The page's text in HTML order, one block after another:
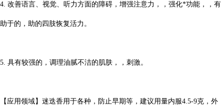
4. 改善语言、视觉、听力方面的障碍，增强注意力，，强化*功能，，有
助于的，助的四肢恢复活力。
5. 具有较强的，调理油腻不洁的肌肤，，刺激。
【应用领域】迷迭香用于各种，防止早期等，建议用量内服4.5-9克，外